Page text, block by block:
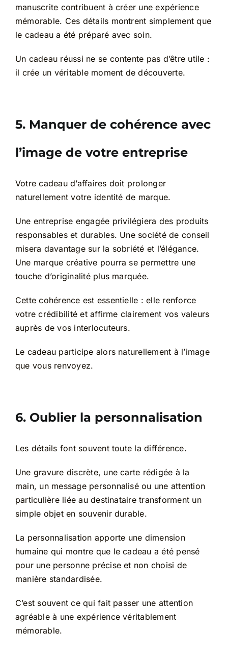
manuscrite contribuent à créer une expérience
mémorable. Ces détails montrent simplement que
le cadeau a été préparé avec soin.
Un cadeau réussi ne se contente pas d’être utile :
il crée un véritable moment de découverte.
5. Manquer de cohérence avec
l’image de votre entreprise
Votre cadeau d’affaires doit prolonger
naturellement votre identité de marque.
Une entreprise engagée privilégiera des produits
responsables et durables. Une société de conseil
misera davantage sur la sobriété et l’élégance.
Une marque créative pourra se permettre une
touche d’originalité plus marquée.
Cette cohérence est essentielle : elle renforce
votre crédibilité et affirme clairement vos valeurs
auprès de vos interlocuteurs.
Le cadeau participe alors naturellement à l’image
que vous renvoyez.
6. Oublier la personnalisation
Les détails font souvent toute la différence.
Une gravure discrète, une carte rédigée à la
main, un message personnalisé ou une attention
particulière liée au destinataire transforment un
simple objet en souvenir durable.
La personnalisation apporte une dimension
humaine qui montre que le cadeau a été pensé
pour une personne précise et non choisi de
manière standardisée.
C’est souvent ce qui fait passer une attention
agréable à une expérience véritablement
mémorable.